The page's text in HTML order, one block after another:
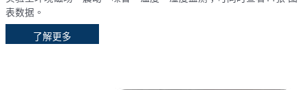
表数据。
了解更多